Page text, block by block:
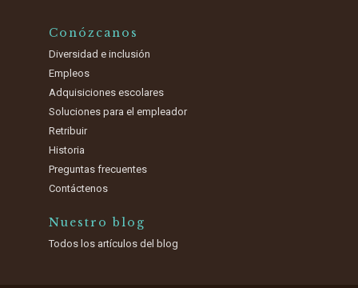
Conózcanos
Diversidad e inclusión
Empleos
Adquisiciones escolares
Soluciones para el empleador
Retribuir
Historia
Preguntas frecuentes
Contáctenos
Nuestro blog
Todos los artículos del blog